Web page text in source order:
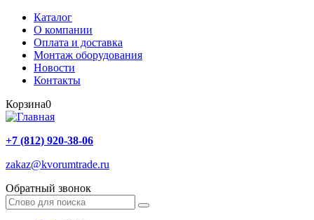
Каталог
О компании
Оплата и доставка
Монтаж оборудования
Новости
Контакты
Корзина0
+7 (812) 920-38-06
zakaz@kvorumtrade.ru
Обратный звонок